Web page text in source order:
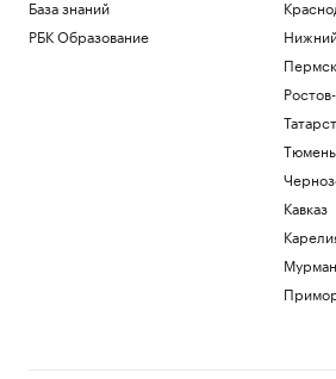
РБК и Петербургская Биржа
Посольство Украины сообщило о
повреждении украинского памятника в
Бывший сотрудник Google запустил
сервис, пародирующий работу чат-
База знаний
РБК Образование
Тюмень
Кавказ